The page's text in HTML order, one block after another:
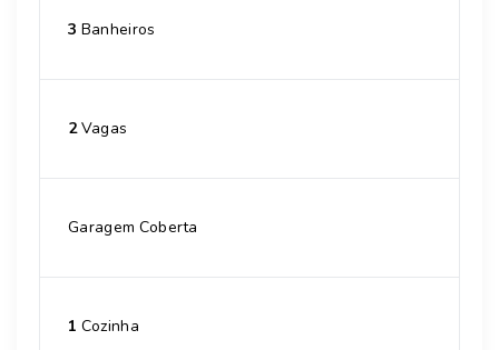
3 Banheiros
2Vagas
Garagem Coberta
1 Cozinha